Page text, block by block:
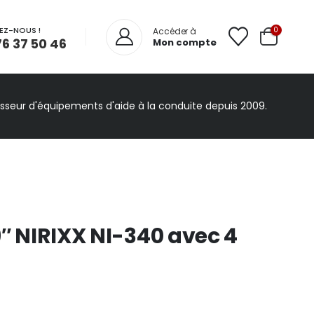
NOUS !
37 50 46
Accéder à
Mon compte
0
d'équipements d'aide à la conduite depuis 2009.
NIRIXX NI-340 avec 4